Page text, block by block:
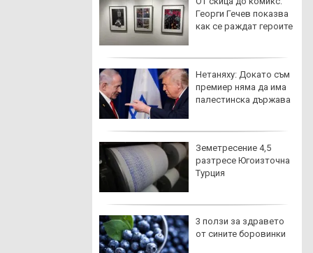
Георги Гечев показва
как се раждат героите
Нетаняху: Докато съм
премиер няма да има
палестинска държава
Земетресение 4,5
разтресе Югоизточна
Турция
3 ползи за здравето
от сините боровинки